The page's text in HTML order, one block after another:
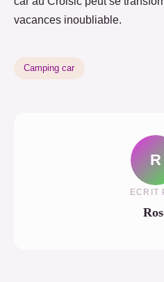
vacances inoubliable.
Camping car
R
ECRIT